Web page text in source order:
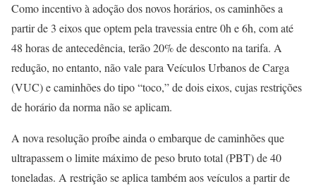
Como incentivo à adoção dos novos horários, os caminhões a
partir de 3 eixos que optem pela travessia entre 0h e 6h, com até
48 horas de antecedência, terão 20% de desconto na tarifa. A
redução, no entanto, não vale para Veículos Urbanos de Carga
(VUC) e caminhões do tipo “toco,” de dois eixos, cujas restrições
de horário da norma não se aplicam.
A nova resolução proíbe ainda o embarque de caminhões que
ultrapassem o limite máximo de peso bruto total (PBT) de 40
toneladas. A restrição se aplica também aos veículos a partir de